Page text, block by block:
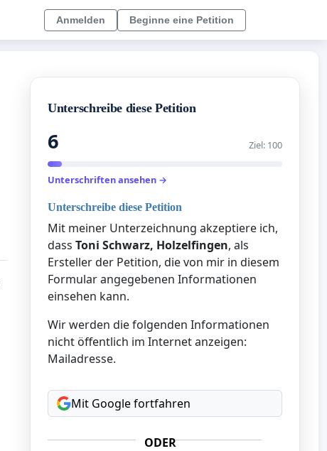
Anmelden Beginne eine Petition
Unterschreibe diese Petition
6 Ziel: 100
Unterschriften ansehen →
Unterschreibe diese Petition
Mit meiner Unterzeichnung akzeptiere ich,
dass Toni Schwarz, Holzelfingen, als
Ersteller der Petition, die von mir in diesem
Formular angegebenen Informationen
einsehen kann.
Wir werden die folgenden Informationen
nicht öffentlich im Internet anzeigen:
Mailadresse.
Mit Google fortfahren
ODER